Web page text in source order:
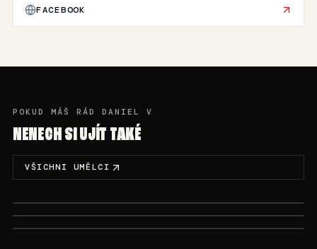
FACEBOOK
POKUD MÁŠ RÁD DANIEL V
NENECH SI UJÍT TAKÉ
VŠICHNI UMĚLCI
LYRYCK
ZWUKY